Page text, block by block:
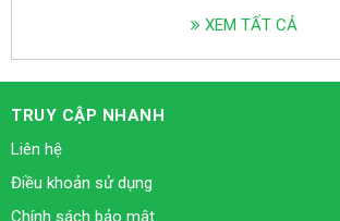
XEM TẤT CẢ
TRUY CẬP NHANH
Liên hệ
Điều khoản sử dụng
Chính sách bảo mật